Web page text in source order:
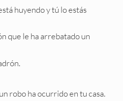
huyendo y tú lo estás
que le ha arrebatado un
robo ha ocurrido en tu casa.